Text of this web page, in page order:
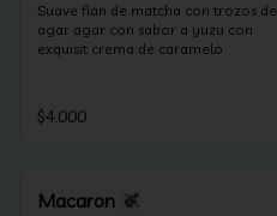
Suave flan de matcha con trozos de
agar agar con sabor a yuzu con
exquisit crema de caramelo
$4.000
Macaron